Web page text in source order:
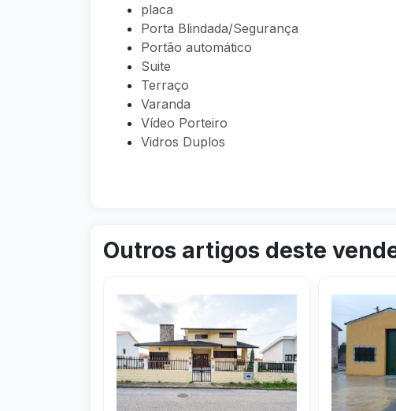
placa
Porta Blindada/Segurança
Portão automático
Suite
Terraço
Varanda
Vídeo Porteiro
Vidros Duplos
Outros artigos deste